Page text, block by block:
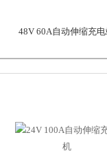
48V 60A自动伸缩充